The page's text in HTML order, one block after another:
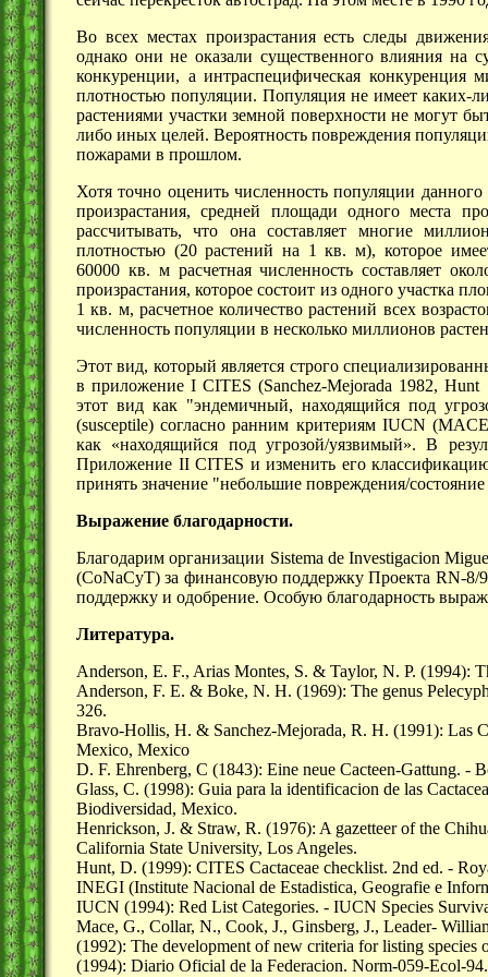
Во всех местах произрастания есть следы
однако они не оказали существенного влияния на
конкуренции, а интраспецифическая конкуренция
плотностью популяции. Популяция не имеет каких-
растениями участки земной поверхности не могут
либо иных целей. Вероятность повреждения
пожарами в прошлом.
Хотя точно оценить численность популяции
произрастания, средней площади одного места
рассчитывать, что она составляет многие
плотностью (20 растений на 1 кв. м), которое
60000 кв. мрасчетная численность составляет
произрастания, которое состоит из одного участка
1 кв. м, расчетное количество растений всех
численность популяции в несколько миллионов
Этот вид, который является строго
в приложение I CITES (Sanchez-Mejorada 1982,
этот вид как "эндемичный, находящийся под
(susceptile) согласно ранним критериям IUCN
как «находящийся под угрозой/уязвимый». В
Приложение II CITES и изменить его
принять значение "небольшие повреждения/
Выражение благодарности.
Благодарим организации Sistema de Investigacion
(CoNaCyT) за финансовую поддержку Проекта RN-8/
поддержку и одобрение. Особую благодарность
Литература.
Anderson, E. F., Arias Montes, S. & Taylor, N. P. (1994):
Anderson, F. E. & Boke, N. H. (1969): The genus
326.
Bravo-Hollis, H. & Sanchez-Mejorada, R. H. (1991): Las
Mexico, Mexico
D. F. Ehrenberg, C (1843): Eine neue Cacteen-Gattung. -
Glass, C. (1998): Guia para la identificacion de las
Biodiversidad, Mexico.
Henrickson, J. & Straw, R. (1976): A gazetteer of the
California State University, Los Angeles.
Hunt, D. (1999): CITES Cactaceae checklist. 2nd ed. -
INEGI (Institute Nacional de Estadistica, Geografie e
IUCN (1994): Red List Categories. - IUCN Species
Mace, G., Collar, N., Cook, J., Ginsberg, J., Leader-
(1992): The development of new criteria for listing
(1994): Diario Oficial de la Federacion. Norm-059-Ecol-94.